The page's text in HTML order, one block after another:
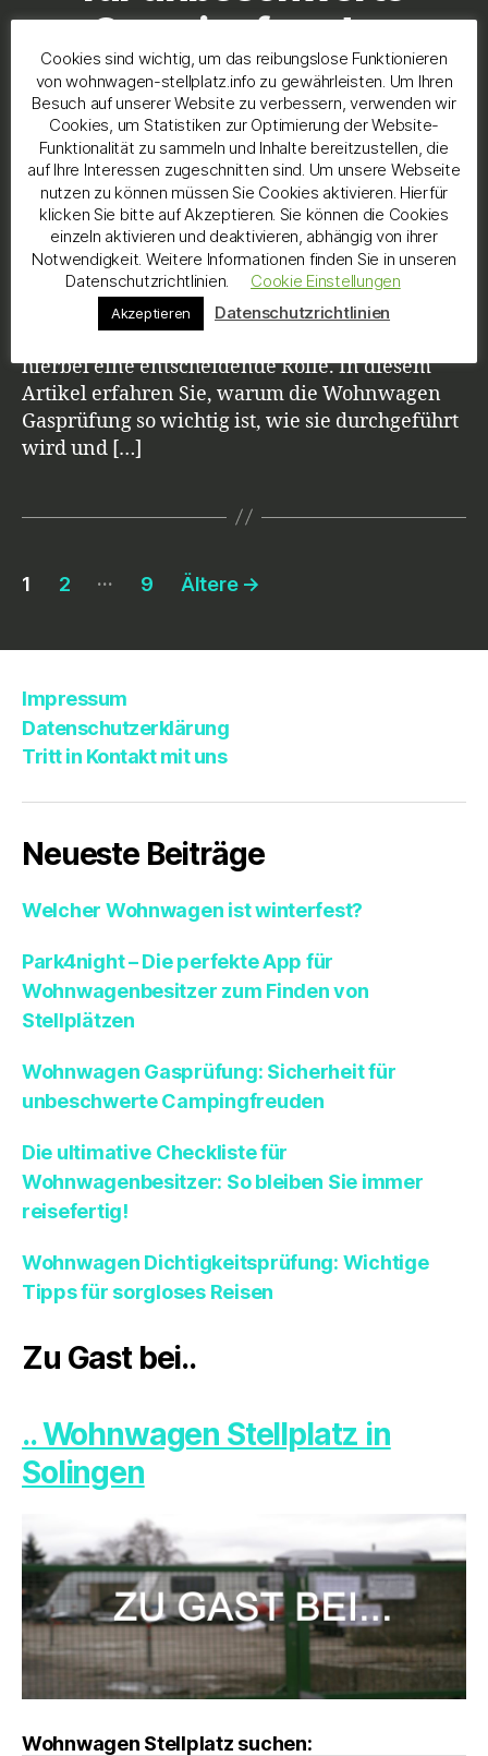
Campingfreuden
Beitragsautor
VonMarvin Veröffentlichungsdatum
August 3, 2023
Keine Kommentarezu
Wohnwagen
Gasprüfung:
Sicherheit
für
unbeschwerte
Campingfreuden
Ein Wohnwagen ist der Inbegriff von Freiheit
und Abenteuerlust auf Rädern. Um Ihre
Campingreisen unbeschwert genießen zu
können, ist es von größter Bedeutung, die
Sicherheit an Bord zu gewährleisten. Eine
regelmäßige Wohnwagen Gasprüfung spielt
hierbei eine entscheidende Rolle. In diesem
Artikel erfahren Sie, warum die Wohnwagen
Gasprüfung so wichtig ist, wie sie durchgeführt
wird und […]
Beitragsnavigation
1 2 … 9 Ältere →
Impressum
Datenschutzerklärung
Tritt in Kontakt mit uns
Neueste Beiträge
Welcher Wohnwagen ist winterfest?
Park4night – Die perfekte App für
Wohnwagenbesitzer zum Finden von
Stellplätzen
Wohnwagen Gasprüfung: Sicherheit für
unbeschwerte Campingfreuden
Die ultimative Checkliste für
Wohnwagenbesitzer: So bleiben Sie immer
reisefertig!
Wohnwagen Dichtigkeitsprüfung: Wichtige
Tipps für sorgloses Reisen
Zu Gast bei..
.. Wohnwagen Stellplatz in
Solingen
Wohnwagen Stellplatz suchen:
Cookies sind wichtig, um das reibungslose Funktionieren
von wohnwagen-stellplatz.info zu gewährleisten. Um Ihren
Besuch auf unserer Website zu verbessern, verwenden wir
Cookies, um Statistiken zur Optimierung der Website-
Funktionalität zu sammeln und Inhalte bereitzustellen, die
auf Ihre Interessen zugeschnitten sind. Um unsere Webseite
nutzen zu können müssen Sie Cookies aktivieren. Hierfür
klicken Sie bitte auf Akzeptieren. Sie können die Cookies
einzeln aktivieren und deaktivieren, abhängig von ihrer
Notwendigkeit. Weitere Informationen finden Sie in unseren
Datenschutzrichtlinien.
Cookie Einstellungen
Akzeptieren Datenschutzrichtlinien